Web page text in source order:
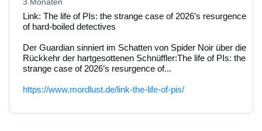
ansehen
Link: The life of PIs: the strange case of 2026’s resurgence
of hard-boiled detectives
Der Guardian sinniert im Schatten von Spider Noir über die
Rückkehr der hartgesottenen Schnüffler:The life of PIs: the
strange case of 2026’s resurgence of...
https://www.mordlust.de/link-the-life-of-pis/